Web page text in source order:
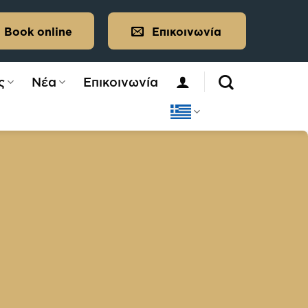
Book online Επικοινωνία
Νέα Επικοινωνία